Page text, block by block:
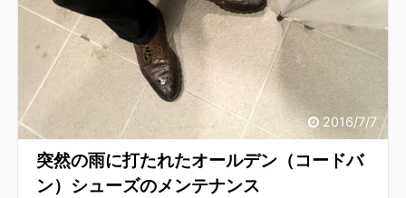
2016/7/7
突然の雨に打たれたオールデン（コードバ
ン）シューズのメンテナンス